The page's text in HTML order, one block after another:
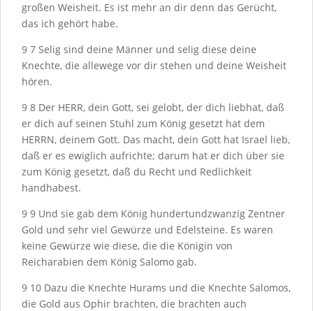
großen Weisheit. Es ist mehr an dir denn das Gerücht,
das ich gehört habe.
9 7 Selig sind deine Männer und selig diese deine
Knechte, die allewege vor dir stehen und deine Weisheit
hören.
9 8 Der HERR, dein Gott, sei gelobt, der dich liebhat, daß
er dich auf seinen Stuhl zum König gesetzt hat dem
HERRN, deinem Gott. Das macht, dein Gott hat Israel lieb,
daß er es ewiglich aufrichte; darum hat er dich über sie
zum König gesetzt, daß du Recht und Redlichkeit
handhabest.
9 9 Und sie gab dem König hundertundzwanzig Zentner
Gold und sehr viel Gewürze und Edelsteine. Es waren
keine Gewürze wie diese, die die Königin von
Reicharabien dem König Salomo gab.
9 10 Dazu die Knechte Hurams und die Knechte Salomos,
die Gold aus Ophir brachten, die brachten auch